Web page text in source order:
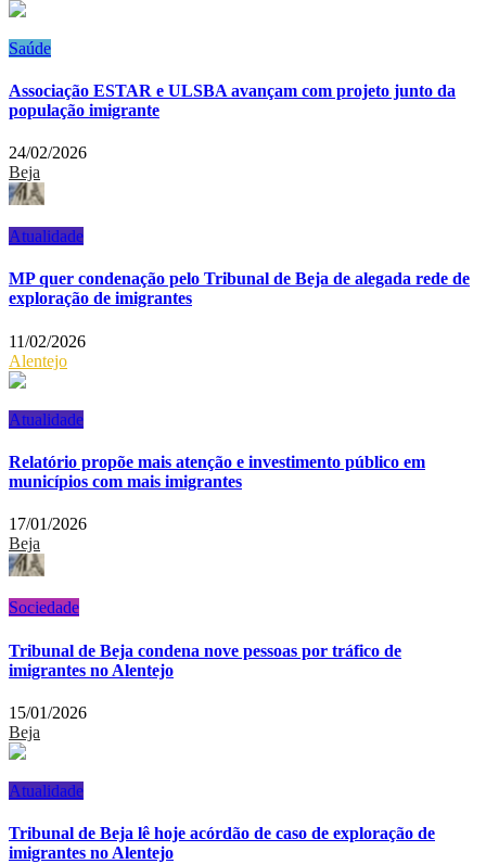
Saúde
Associação ESTAR e ULSBA avançam com projeto junto da
população imigrante
24/02/2026
Beja
Atualidade
MP quer condenação pelo Tribunal de Beja de alegada rede de
exploração de imigrantes
11/02/2026
Alentejo
Atualidade
Relatório propõe mais atenção e investimento público em
municípios com mais imigrantes
17/01/2026
Beja
Sociedade
Tribunal de Beja condena nove pessoas por tráfico de
imigrantes no Alentejo
15/01/2026
Beja
Atualidade
Tribunal de Beja lê hoje acórdão de caso de exploração de
imigrantes no Alentejo